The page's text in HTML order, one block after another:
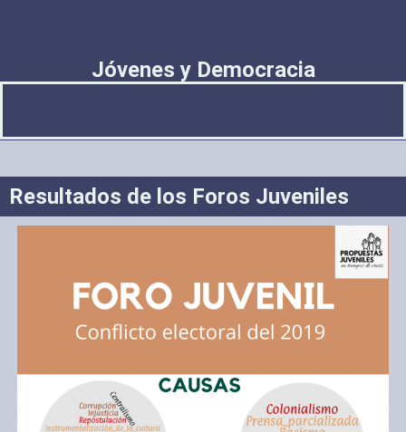
Jóvenes y Democracia
Resultados de los Foros Juveniles